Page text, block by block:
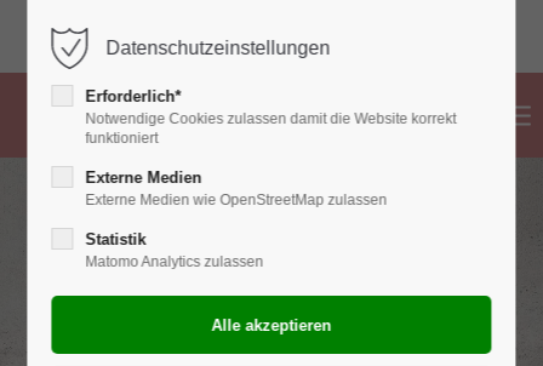
02382 776 83 99 info@hebammen-ahlen.de
Datenschutzeinstellungen
Erforderlich*
Notwendige Cookies zulassen damit die Website korrekt
funktioniert
Externe Medien
Externe Medien wie OpenStreetMap zulassen
Statistik
Matomo Analytics zulassen